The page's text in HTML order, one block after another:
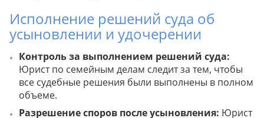
Исполнение решений суда об
усыновлении и удочерении
Контроль за выполнением решений суда:
Юрист по семейным делам следит за тем, чтобы
все судебные решения были выполнены в полном
объеме.
Разрешение споров после усыновления: Юрист